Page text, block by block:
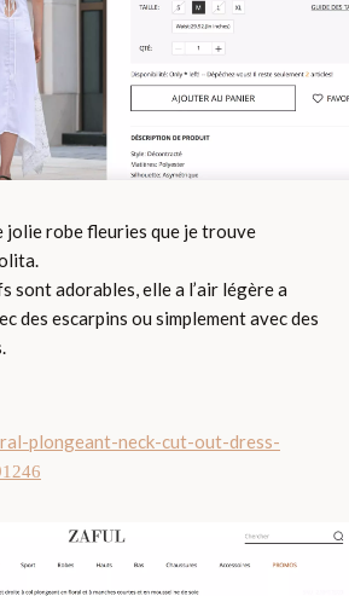
jolie robe fleuries que je trouve
sont adorables, elle a l’air légère a
des escarpins ou simplement avec des
plongeant-neck-cut-out-dress-